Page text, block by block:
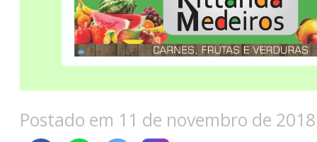
Postado em 11 de novembro de 2018